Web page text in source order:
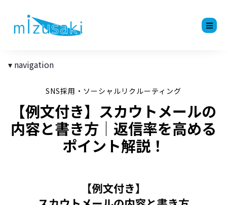
navigation
SNS採用・ソーシャルリクルーティング
【例文付き】スカウトメールの
内容と書き方│返信率を高める
ポイント解説！